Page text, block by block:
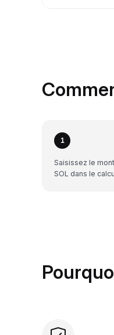
1
Saisissez le
SOL dans le